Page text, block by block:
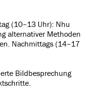
(10–13 Uhr): Nhu
alternativer Methoden
Nachmittags (14–17
Bildbesprechung